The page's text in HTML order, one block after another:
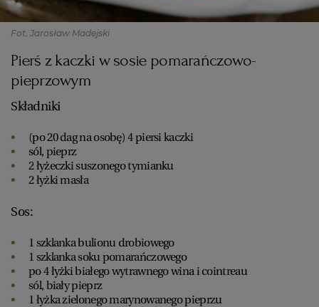
Fot. Jarosław Madejski
Pierś z kaczki w sosie pomarańczowo-
pieprzowym
Składniki
(po 20 dag na osobę) 4 piersi kaczki
sól, pieprz
2 łyżeczki suszonego tymianku
2 łyżki masła
Sos:
1 szklanka bulionu drobiowego
1 szklanka soku pomarańczowego
po 4 łyżki białego wytrawnego wina i cointreau
sól, biały pieprz
1 łyżka zielonego marynowanego pieprzu